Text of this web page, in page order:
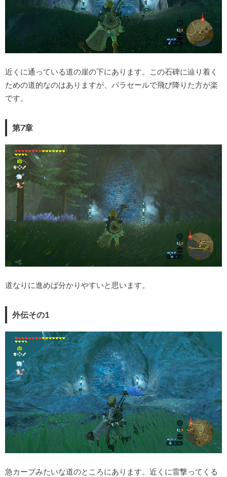
近くに通っている道の崖の下にあります。この石碑に辿り着く
ための道的なのはありますが、パラセールで飛び降りた方が楽
です。
第7章
道なりに進めば分かりやすいと思います。
外伝その1
急カーブみたいな道のところにあります。近くに雷撃ってくる